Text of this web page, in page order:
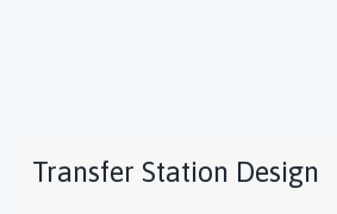
Transfer Station Design